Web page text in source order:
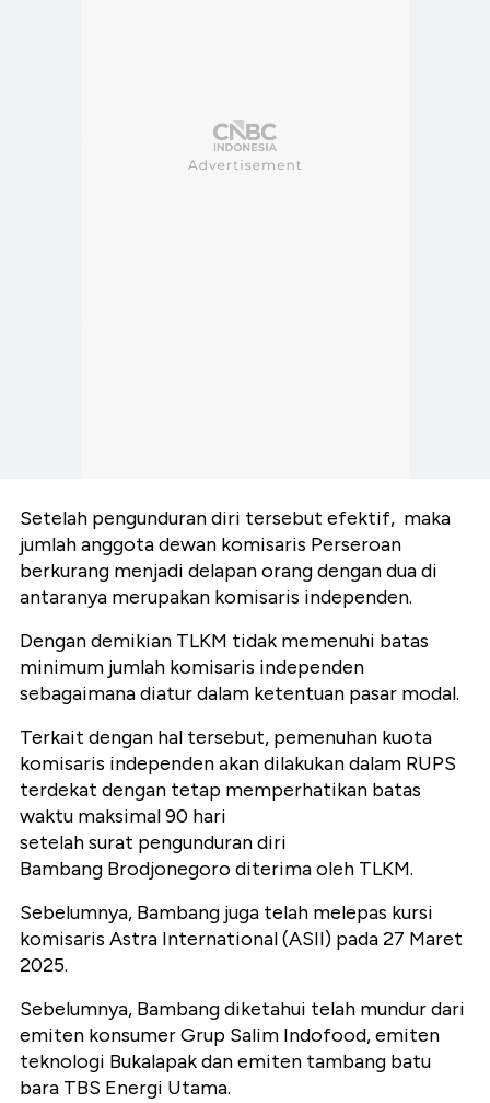
Setelah pengunduran diri tersebut efektif, maka
jumlah anggota dewan komisaris Perseroan
berkurang menjadi delapan orang dengan dua di
antaranya merupakan komisaris independen.
Dengan demikian TLKM tidak memenuhi batas
minimum jumlah komisaris independen
sebagaimana diatur dalam ketentuan pasar modal.
Terkait dengan hal tersebut, pemenuhan kuota
komisaris independen akan dilakukan dalam RUPS
terdekat dengan tetap memperhatikan batas
waktu maksimal 90 hari
setelah surat pengunduran diri
Bambang Brodjonegoro diterima oleh TLKM.
Sebelumnya, Bambang juga telah melepas kursi
komisaris Astra International (ASII) pada 27 Maret
2025.
Sebelumnya, Bambang diketahui telah mundur dari
emiten konsumer Grup Salim Indofood, emiten
teknologi Bukalapak dan emiten tambang batu
bara TBS Energi Utama.